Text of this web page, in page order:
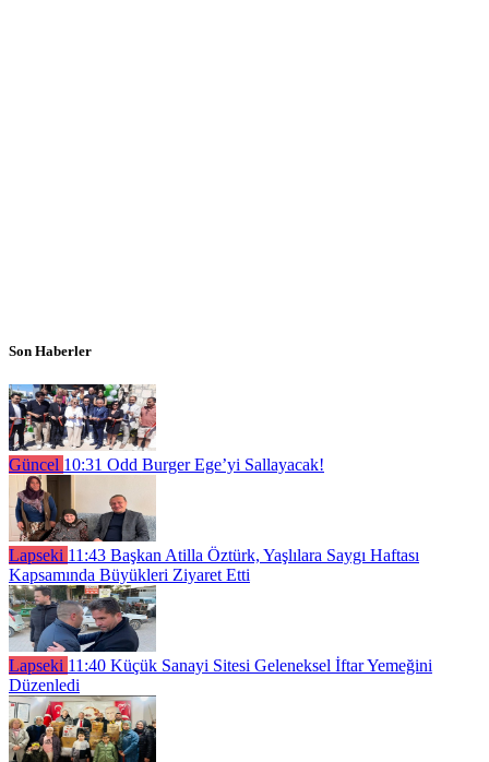
Son Haberler
Güncel 10:31 Odd Burger Ege’yi Sallayacak!
Lapseki 11:43 Başkan Atilla Öztürk, Yaşlılara Saygı Haftası
Kapsamında Büyükleri Ziyaret Etti
Lapseki 11:40 Küçük Sanayi Sitesi Geleneksel İftar Yemeğini
Düzenledi